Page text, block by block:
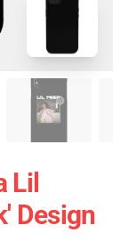
Lil
Design